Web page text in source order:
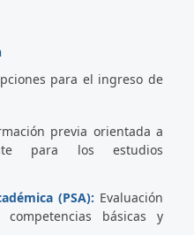
para el ingreso de
previa orientada a
para los estudios
(PSA): Evaluación
básicas y